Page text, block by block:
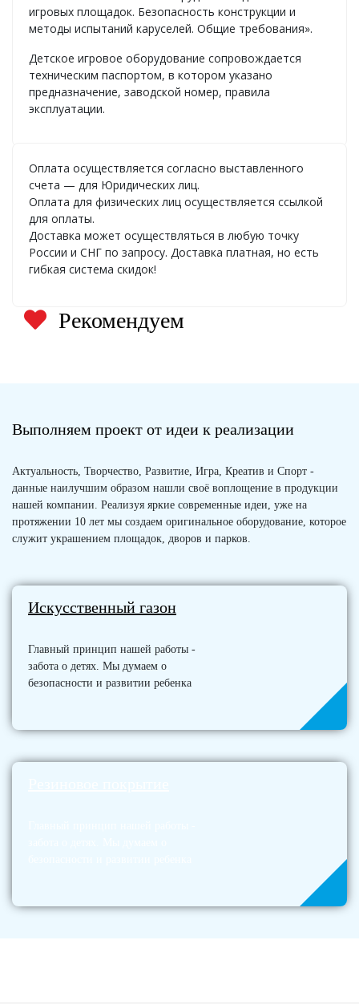
игровых площадок. Безопасность конструкции и
методы испытаний каруселей. Общие требования».
Детское игровое оборудование сопровождается
техническим паспортом, в котором указано
предназначение, заводской номер, правила
эксплуатации.
Оплата осуществляется согласно выставленного
счета — для Юридических лиц.
Оплата для физических лиц осуществляется ссылкой
для оплаты.
Доставка может осуществляться в любую точку
России и СНГ по запросу. Доставка платная, но есть
гибкая система скидок!
Рекомендуем
Выполняем проект от идеи к реализации
Актуальность, Творчество, Развитие, Игра, Креатив и Спорт -
данные наилучшим образом нашли своё воплощение в продукции
нашей компании. Реализуя яркие современные идеи, уже на
протяжении 10 лет мы создаем оригинальное оборудование, которое
служит украшением площадок, дворов и парков.
Искусственный газон
Главный принцип нашей работы -
забота о детях. Мы думаем о
безопасности и развитии ребенка